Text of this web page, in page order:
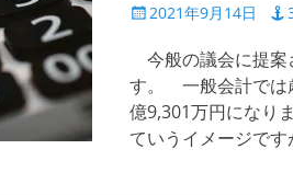
投 2021年9月14日
今般の議会に提案
す。 一般会計では
億9,301万円になり
ていうイメージで